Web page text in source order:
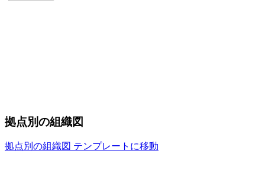
拠点別の組織図
拠点別の組織図 テンプレートに移動